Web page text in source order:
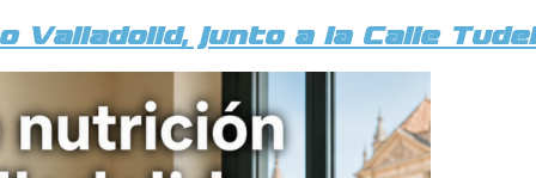
Valladolid, junto a la Calle